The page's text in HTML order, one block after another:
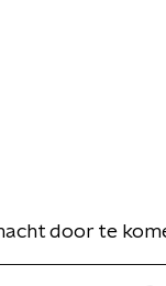
door te